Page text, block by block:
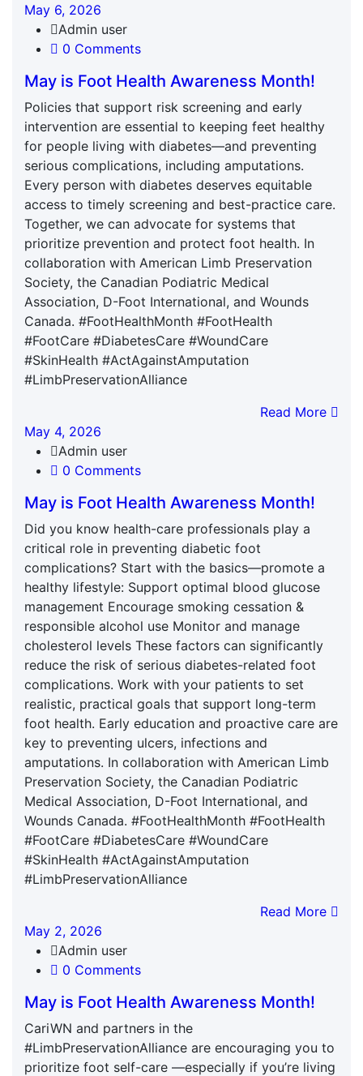
May 6, 2026
Admin user
0 Comments
May is Foot Health Awareness Month!
Policies that support risk screening and early
intervention are essential to keeping feet healthy
for people living with diabetes—and preventing
serious complications, including amputations.
Every person with diabetes deserves equitable
access to timely screening and best-practice care.
Together, we can advocate for systems that
prioritize prevention and protect foot health. In
collaboration with American Limb Preservation
Society, the Canadian Podiatric Medical
Association, D-Foot International, and Wounds
Canada. #FootHealthMonth #FootHealth
#FootCare #DiabetesCare #WoundCare
#SkinHealth #ActAgainstAmputation
#LimbPreservationAlliance
Read More
May 4, 2026
Admin user
0 Comments
May is Foot Health Awareness Month!
Did you know health-care professionals play a
critical role in preventing diabetic foot
complications? Start with the basics—promote a
healthy lifestyle: Support optimal blood glucose
management Encourage smoking cessation &
responsible alcohol use Monitor and manage
cholesterol levels These factors can significantly
reduce the risk of serious diabetes-related foot
complications. Work with your patients to set
realistic, practical goals that support long-term
foot health. Early education and proactive care are
key to preventing ulcers, infections and
amputations. In collaboration with American Limb
Preservation Society, the Canadian Podiatric
Medical Association, D-Foot International, and
Wounds Canada. #FootHealthMonth #FootHealth
#FootCare #DiabetesCare #WoundCare
#SkinHealth #ActAgainstAmputation
#LimbPreservationAlliance
Read More
May 2, 2026
Admin user
0 Comments
May is Foot Health Awareness Month!
CariWN and partners in the
#LimbPreservationAlliance are encouraging you to
prioritize foot self-care —especially if you’re living